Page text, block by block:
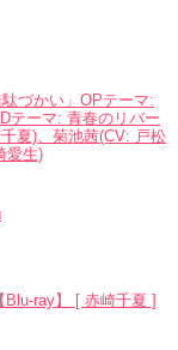
づかい」OPテーマ:
テーマ: 青春のリバー
夏)、菊池茜(CV: 戸松
愛生)
ray】 [ 赤崎千夏 ]